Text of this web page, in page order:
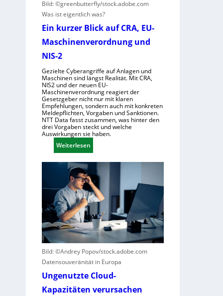
e
r
n
e
n
t
e
h
t
G
e
s
l
c
h
a
f
t
f
r
R
b
o
t
i
k
g
e
g
r
ü
n
Bild: ©greenbutterfly/stock.adobe.com
Was ist eigentlich was?
Ein kurzer Blick auf CRA, EU-
Maschinenverordnung und
NIS-2
Gezielte Cyberangriffe auf Anlagen und
Maschinen sind längst Realität. Mit CRA,
NIS2 und der neuen EU-
Maschinenverordnung reagiert der
Gesetzgeber nicht nur mit klaren
Empfehlungen, sondern auch mit konkreten
Meldepflichten, Vorgaben und Sanktionen.
NTT Data fasst zusammen, was hinter den
drei Vorgaben steckt und welche
Auswirkungen sie haben.
Weiterlesen:
E
n
k
u
r
z
e
r
B
l
c
k
Bild: ©Andrey Popov/stock.adobe.com
Datensouveränität in Europa
Ungenutzte Cloud-
Kapazitäten verursachen